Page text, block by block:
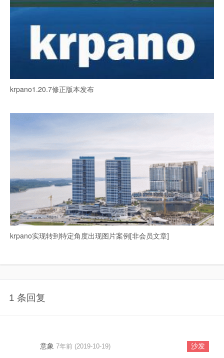
krpano1.20.7修正版本发布
krpano实现转到特定角度出现图片案例[非会员文章]
1 条回复
意象 7年前 (2019-10-19) 沙发